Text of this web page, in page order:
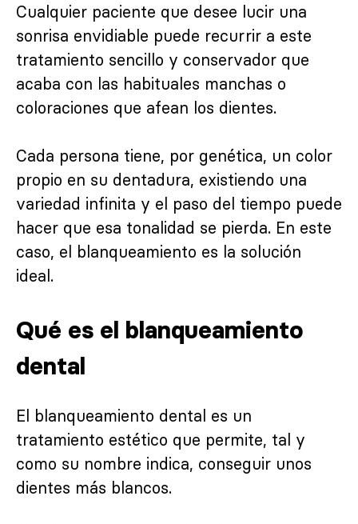
Cualquier paciente que desee lucir una
sonrisa envidiable puede recurrir a este
tratamiento sencillo y conservador que
acaba con las habituales manchas o
coloraciones que afean los dientes.
Cada persona tiene, por genética, un color
propio en su dentadura, existiendo una
variedad infinita y el paso del tiempo puede
hacer que esa tonalidad se pierda. En este
caso, el blanqueamiento es la solución
ideal.
Qué es el blanqueamiento
dental
El blanqueamiento dental es un
tratamiento estético que permite, tal y
como su nombre indica, conseguir unos
dientes más blancos.